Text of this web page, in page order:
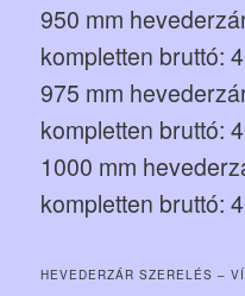
950 mm
kompletten bruttó:
975 mm
kompletten bruttó:
1000 mm
kompletten bruttó:
HEVEDERZÁR SZERELÉS –